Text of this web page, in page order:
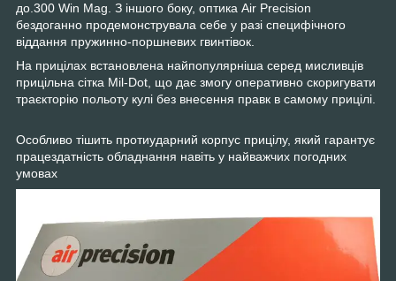
до.300 Win Mag. З іншого боку, оптика Air Precision
бездоганно продемонструвала себе у разі специфічного
віддання пружинно-поршневих гвинтівок.
На прицілах встановлена найпопулярніша серед мисливців
прицільна сітка Mil-Dot, що дає змогу оперативно скоригувати
траєкторію польоту кулі без внесення правк в самому прицілі.
Особливо тішить протиударний корпус прицілу, який гарантує
працездатність обладнання навіть у найважчих погодних
умовах